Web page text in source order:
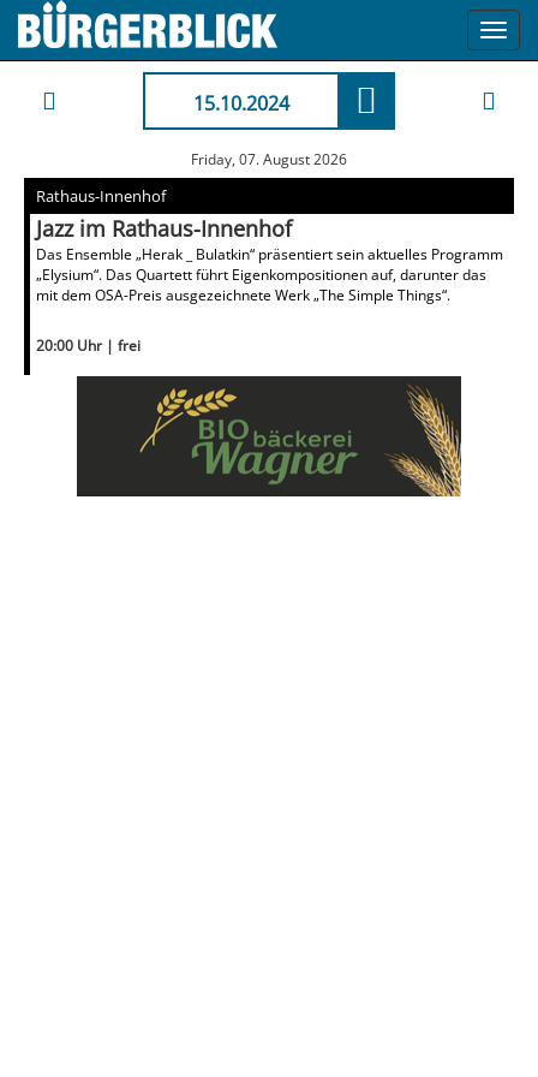
15.10.2024
Friday, 07. August 2026
Rathaus-Innenhof
Jazz im Rathaus-Innenhof
Das Ensemble „Herak _ Bulatkin“ präsentiert sein aktuelles Programm
„Elysium“. Das Quartett führt Eigenkompositionen auf, darunter das
mit dem OSA-Preis ausgezeichnete Werk „The Simple Things“.
20:00 Uhr | frei